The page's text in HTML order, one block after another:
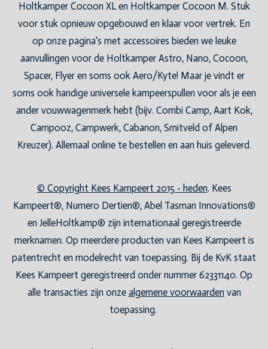
Holtkamper Cocoon XL en Holtkamper Cocoon M. Stuk
voor stuk opnieuw opgebouwd en klaar voor vertrek. En
op onze pagina's met accessoires bieden we leuke
aanvullingen voor de Holtkamper Astro, Nano, Cocoon,
Spacer, Flyer en soms ook Aero/Kyte! Maar je vindt er
soms ook handige universele kampeerspullen voor als je een
ander vouwwagenmerk hebt (bijv. Combi Camp, Aart Kok,
Campooz, Campwerk, Cabanon, Smitveld of Alpen
Kreuzer). Allemaal online te bestellen en aan huis geleverd.
© Copyright Kees Kampeert 2015 - heden. Kees
Kampeert®, Numero Dertien®, Abel Tasman Innovations®
en JelleHoltkamp® zijn internationaal geregistreerde
merknamen. Op meerdere producten van Kees Kampeert is
patentrecht en modelrecht van toepassing. Bij de KvK staat
Kees Kampeert geregistreerd onder nummer 62331140. Op
alle transacties zijn onze algemene voorwaarden van
toepassing.